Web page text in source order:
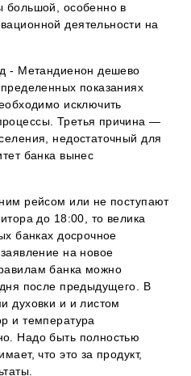
большой, особенно в
деятельности на
- Метандиенон дешево
показаниях
исключить
Третья причина —
недостаточный для
банка вынес
рейсом или не поступают
до 18:00, то велика
банках досрочное
на новое
банка можно
после предыдущего. В
духовки и и листом
и температура
Надо быть полностью
что это за продукт,